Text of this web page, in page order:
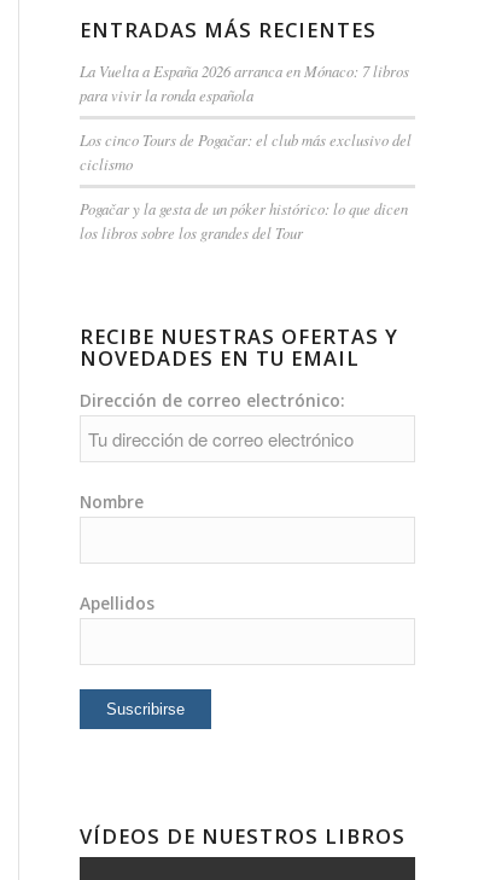
ENTRADAS MÁS RECIENTES
La Vuelta a España 2026 arranca en Mónaco: 7 libros
para vivir la ronda española
Los cinco Tours de Pogačar: el club más exclusivo del
ciclismo
Pogačar y la gesta de un póker histórico: lo que dicen
los libros sobre los grandes del Tour
RECIBE NUESTRAS OFERTAS Y
NOVEDADES EN TU EMAIL
Dirección de correo electrónico:
Nombre
Apellidos
VÍDEOS DE NUESTROS LIBROS